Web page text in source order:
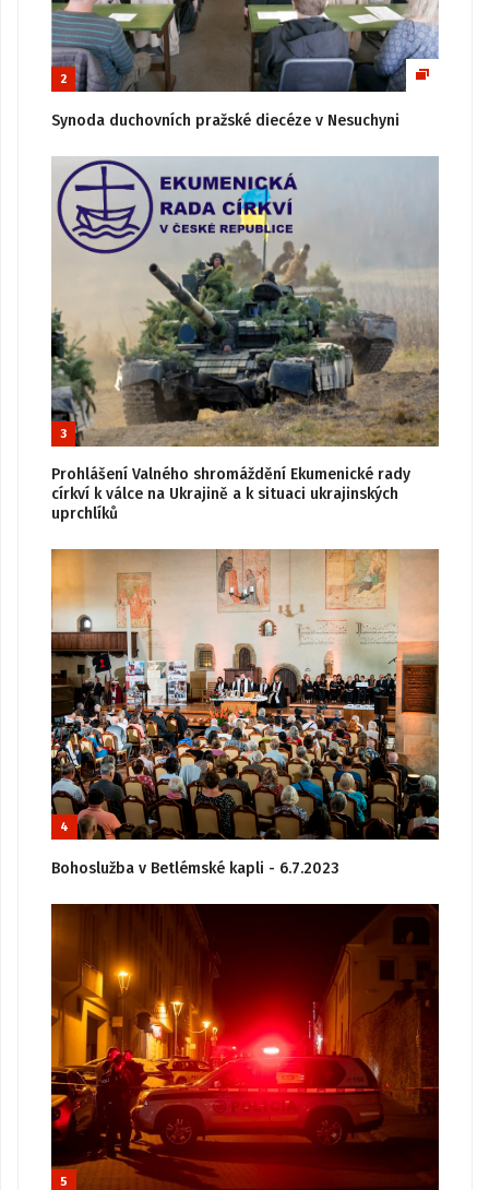
2
Synoda duchovních pražské diecéze v Nesuchyni
3
Prohlášení Valného shromáždění Ekumenické rady
církví k válce na Ukrajině a k situaci ukrajinských
uprchlíků
4
Bohoslužba v Betlémské kapli - 6.7.2023
5